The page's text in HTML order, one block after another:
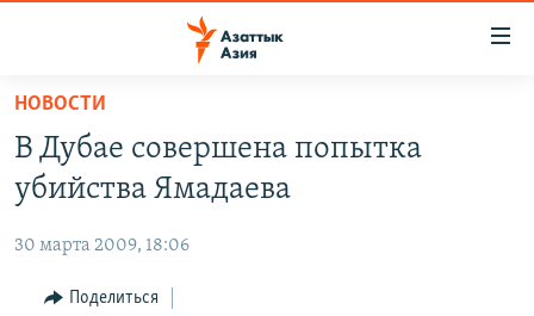
Вернуться
основному
содержанию
Вернутся
навигации
ЦЕНТРАЛЬНАЯ АЗИЯ
КАЗАХСТАН
УЗБЕКИСТАН
ТАДЖИКИСТАН
НОВОСТИ
НА ДРУГИХ ЯЗЫКАХ
ҚАЗАҚША
НОВОСТИ
В Дубае совершена попытка
убийства Ямадаева
30 марта 2009, 18:06
Поделиться